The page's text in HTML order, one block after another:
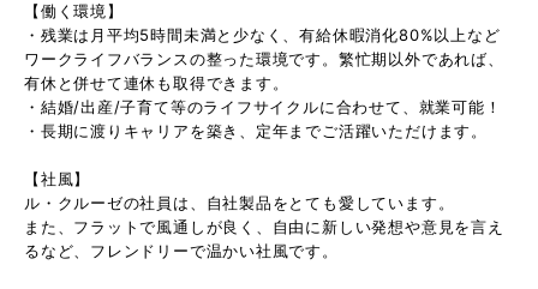
【働く環境】
・残業は月平均5時間未満と少なく、有給休暇消化80%以上など
ワークライフバランスの整った環境です。繁忙期以外であれば、
有休と併せて連休も取得できます。
・結婚/出産/子育て等のライフサイクルに合わせて、就業可能！
・長期に渡りキャリアを築き、定年までご活躍いただけます。
【社風】
ル・クルーゼの社員は、自社製品をとても愛しています。
また、フラットで風通しが良く、自由に新しい発想や意見を言え
るなど、フレンドリーで温かい社風です。